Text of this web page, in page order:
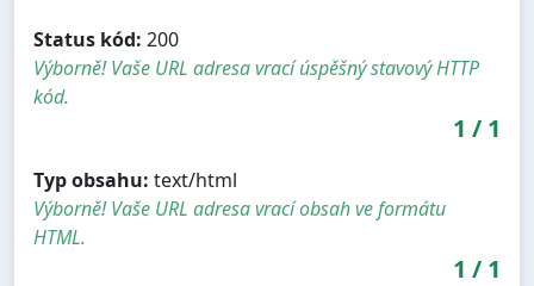
Status kód: 200
Výborně! Vaše URL adresa vrací úspěšný stavový HTTP
kód.
1 / 1
Typ obsahu: text/html
Výborně! Vaše URL adresa vrací obsah ve formátu
HTML.
1 / 1